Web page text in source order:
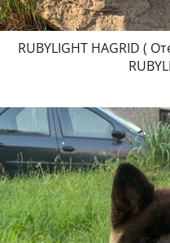
RUBYLIGHT HAGRID (